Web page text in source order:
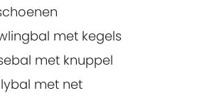
met kegels
met knuppel
met net